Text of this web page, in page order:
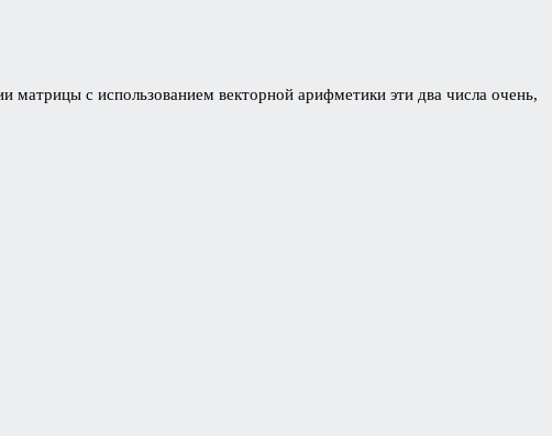
с использованием векторной арифметики эти два числа очень,